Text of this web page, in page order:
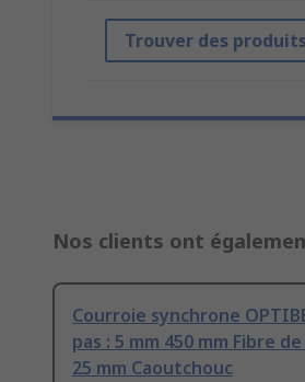
Trouver des
Nos clients ont
Courroie synchrone
pas : 5 mm 450 mm Fibre
25 mm Caoutchouc